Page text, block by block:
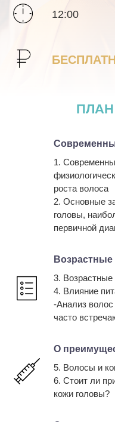
12:00
1.
роста волоса
2. Основные
головы,
первичной
3.
4. Влияние
-Анализ
часто
О
5. Волосы и
6. Стоит ли
кожи головы?